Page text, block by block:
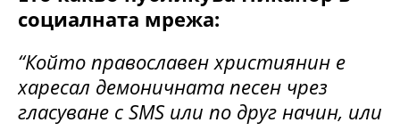
социалната мрежа:
“Който православен християнин е
харесал демоничната песен чрез
гласуване с SMS или по друг начин, или